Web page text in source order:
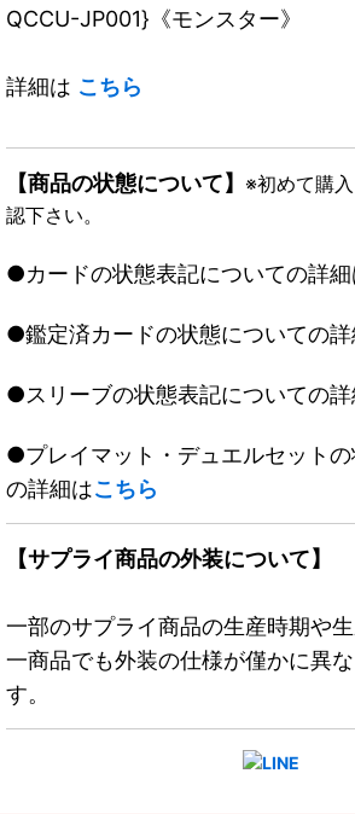
QCCU-JP001}《モンスター》
詳細は こちら
【商品の状態について】 ※初めて購
認下さい。
●カードの状態表記についての詳細
●鑑定済カードの状態についての詳
●スリーブの状態表記についての詳
●プレイマット・デュエルセット
の詳細はこちら
【サプライ商品の外装について】
一部のサプライ商品の生産時期や
一商品でも外装の仕様が僅かに異
す。